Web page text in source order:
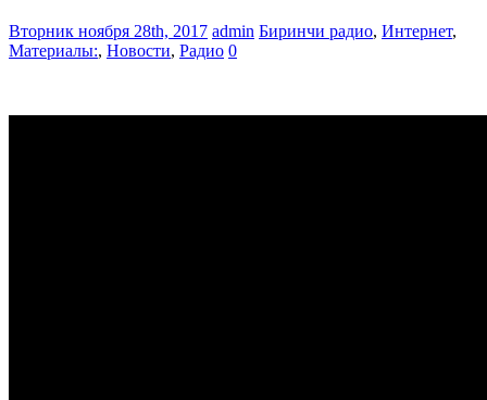
Вторник ноября 28th, 2017 admin Биринчи радио, Интернет,
Материалы:, Новости, Радио 0